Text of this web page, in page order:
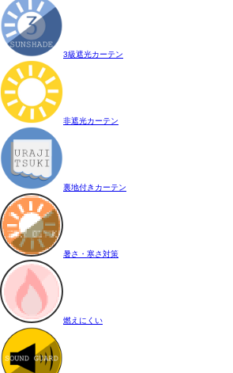
3級遮光カーテン
非遮光カーテン
裏地付きカーテン
暑さ・寒さ対策
燃えにくい